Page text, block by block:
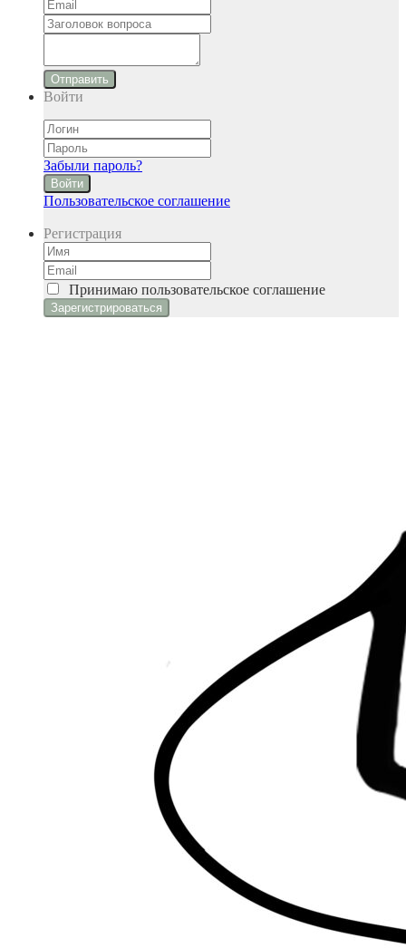
Отправить
Войти
Забыли пароль?
Войти
Пользовательское соглашение
Регистрация
Принимаю пользовательское соглашение